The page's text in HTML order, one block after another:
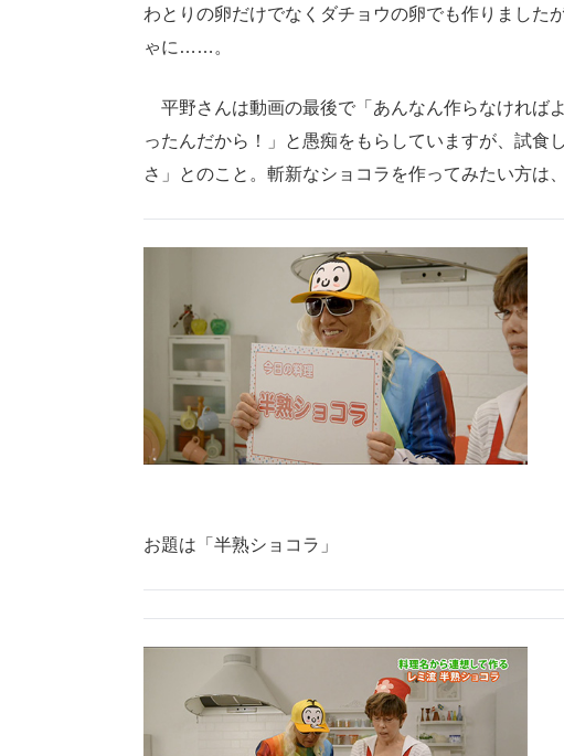
わとりの卵だけでなくダチョウの卵でも作りました
ゃに……。
平野さんは動画の最後で「あんなん作らなければ
ったんだから！」と愚痴をもらしていますが、試食
さ」とのこと。斬新なショコラを作ってみたい方
お題は「半熟ショコラ」